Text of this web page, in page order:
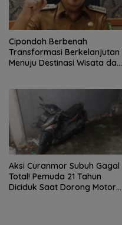
Cipondoh Berbenah
Transformasi Berkelanjutan
Menuju Destinasi Wisata dan
Aksi Curanmor Subuh Gagal
Total! Pemuda 21 Tahun
Diciduk Saat Dorong Motor